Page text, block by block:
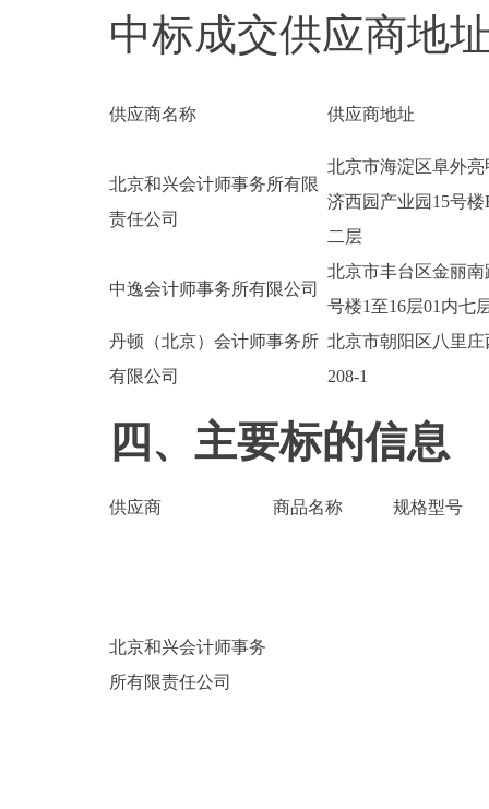
中标成交供应商地
供应商名称 供应商地址
北京和兴会计师事务所有限
责任公司
北京市海淀区阜外亮
济西园产业园15号
二层
中逸会计师事务所有限公司
北京市丰台区金丽南
号楼1至16层01内七
丹顿（北京）会计师事务所
有限公司
北京市朝阳区八里庄
208-1
四、主要标的信息
供应商 商品名称 规格型号
北京和兴会计师事务
所有限责任公司